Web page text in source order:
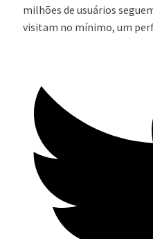
milhões de usuários
visitam no mínimo, um